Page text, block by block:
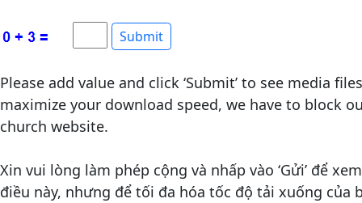
Please add value and click ‘Submit’ to see media
maximize your download speed, we have to block
church website.
Xin vui lòng làm phép cộng và nhấp vào ‘Gửi’ để
điều này, nhưng để tối đa hóa tốc độ tải xuống của